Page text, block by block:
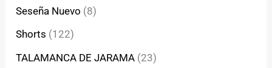
Seseña Nuevo (8)
Shorts (122)
TALAMANCA DE JARAMA (23)